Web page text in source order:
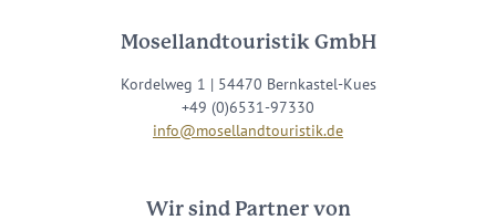
Mosellandtouristik GmbH
Kordelweg 1 | 54470 Bernkastel-Kues
+49 (0)6531-97330
info@mosellandtouristik.de
Wir sind Partner von